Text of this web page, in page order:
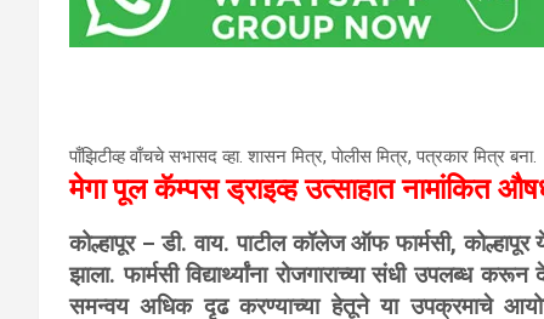
पाँझिटीव्ह वाँचचे सभासद व्हा. शासन मित्र, पाेलीस मित्र, पत्रकार मित्र बना.
मेगा पूल कॅम्पस ड्राइव्ह उत्साहात नामांकित
कोल्हापूर – डी. वाय. पाटील कॉलेज ऑफ फार्मसी,
झाला. फार्मसी विद्यार्थ्यांना रोजगाराच्या संधी उपलब्ध
समन्वय अधिक दृढ करण्याच्या हेतूने या उपक्रमाचे आयोजन